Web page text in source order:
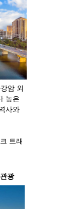
암 외
높은
사와
트래
광